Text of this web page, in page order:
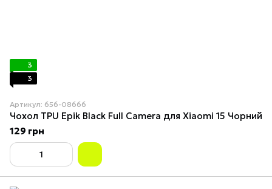
3
3
Артикул: 656-08666
Чохол TPU Epik Black Full Camera для Xiaomi 15 Чорний
129 грн